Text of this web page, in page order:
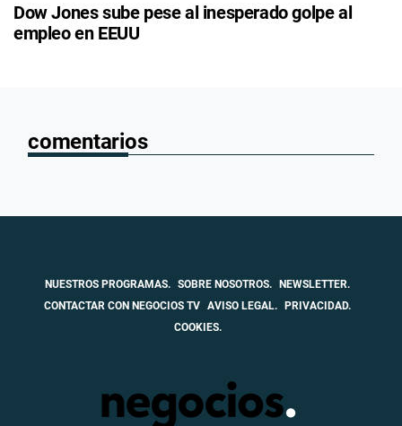
Dow Jones sube pese al inesperado golpe al
empleo en EEUU
comentarios
NUESTROS PROGRAMAS. SOBRE NOSOTROS. NEWSLETTER.
CONTACTAR CON NEGOCIOS TV AVISO LEGAL. PRIVACIDAD.
COOKIES.